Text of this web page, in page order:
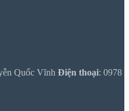
Quốc Vĩnh Điện thoại: 0978